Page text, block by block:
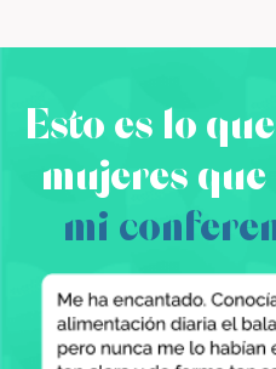
Esto es lo
mujeres
mi